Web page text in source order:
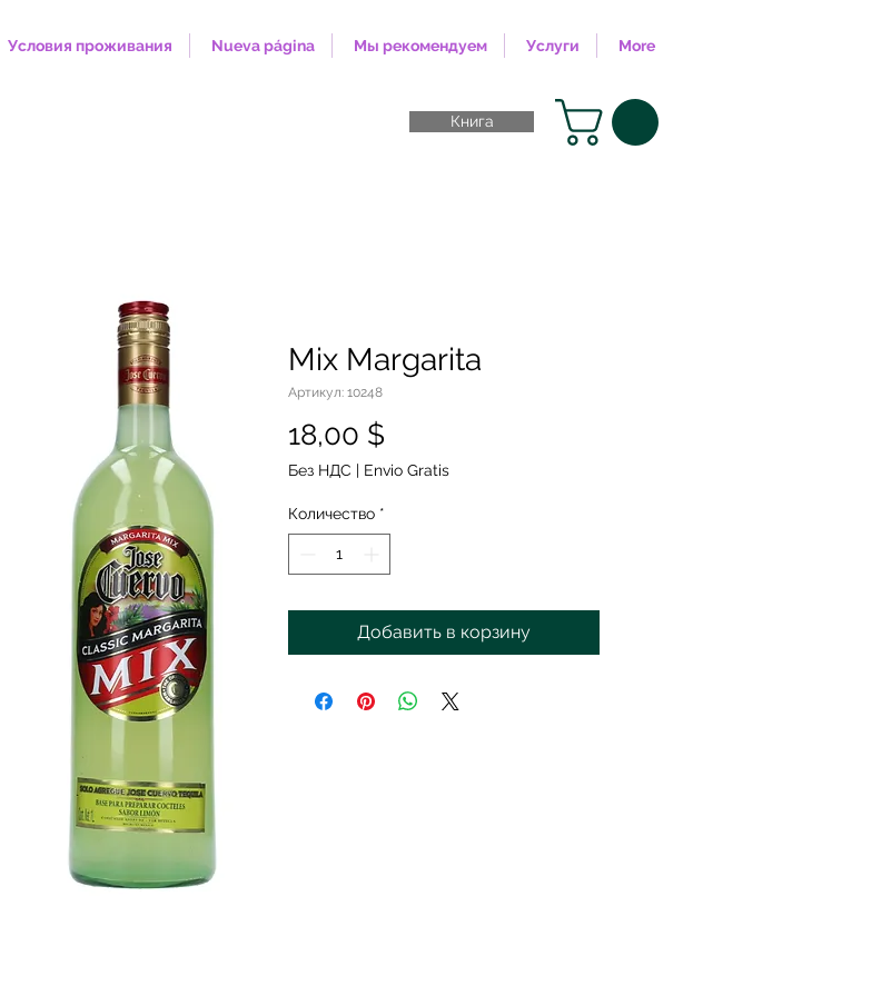
Условия проживания Nueva página Мы рекомендуем Услуги More
Книга
Mix Margarita
Артикул: 10248
18,00 $
Без НДС | Envio Gratis
Количество *
Добавить в корзину